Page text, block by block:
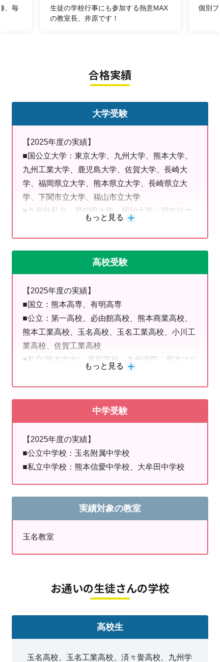
「夏期講習に参加してお試し⇒よければ２学期も継続」
という方に最適なプランです♪
間帯を選べます！
☆授業の振替：
前日までのご連絡で、授業を別日
に変更することができます！
☆自習席完備：小中学生用・高校生用と分けてご
用意しています。授業が無い日もいつでも利用
明光義塾玉名教室、教室長の井原です。
玉名教室は、 自立＆自律 をテーマに、
褒め教
育・笑顔教育・感動教育
強を通して人としても成長できる教室を目指し
学習で能力を高めることも大切ですが、まず、
しつけの4ヶ条(挨拶・返事・感謝・謝罪)
導していきます。人が生きていく上で、最も大
切なことだと私は想い、指導にあたっておりま
す。そのためにも、まずは指導していく私たち
スタッフがお手本を示し、背中を見せていくこ
とを日ごろから心がけております。
玉名教室に関わる全ての人が自己実現に向け、
自信を持って社会に旅立ってくれ、幸せな人生
に向かうことを想い、日々生徒たちと関わって
おります。
なお子様を通わせてよかったと思っていただけ
る教室となるよう、これからも日々努力してい
きます！
、毎
生徒の学校行事にも参加する熱意MAX
の教室長、井原です！
個別
合格実績
大学受験
【2025年度の実績】
■国公立大学：東京大学、九州大学、熊本大学、
九州工業大学、鹿児島大学、佐賀大学、長崎大
学、福岡県立大学、熊本県立大学、長崎県立大
学、下関市立大学、福山市立大学
■九州外私立：早稲田大学、明治大学、同志社大
■九州内私立：福岡大学、福岡工業大学、中村学
園大学、福岡国際医療大学、久留米大学、崇城大
学、熊本保健科学大学、九州ルーテル大学、熊本
もっと見る
高校受験
【2025年度の実績】
■国立：熊本高専、有明高専
■公立：第一高校、必由館高校、熊本商業高校、
熊本工業高校、玉名高校、玉名工業高校、小川工
業高校、佐賀工業高校
■私立(熊本市内)：真和高校、九州学院、熊本マリ
星翔高校、文徳高校、熊本信愛高校、慶誠高校
■私立(荒尾玉名)：専修大学熊本玉名高校、玉名女
子高校、有明高校、城北高校
もっと見る
中学受験
【2025年度の実績】
■公立中学校：玉名附属中学校
■私立中学校：熊本信愛中学校、大牟田中学校
実績対象の教室
玉名教室
お通いの生徒さんの学校
高校生
玉名高校、玉名工業高校、済々黌高校、九州学